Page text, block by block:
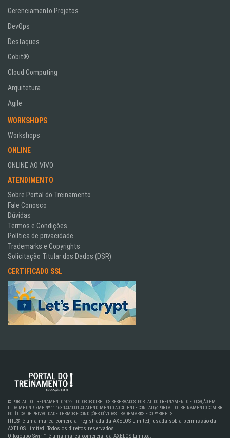
Gerenciamento Projetos
DevOps
Destaques
Cobit®
Cloud Computing
Arquitetura
Agile
WORKSHOPS
Workshops
ONLINE
ONLINE AO VIVO
ATENDIMENTO
Sobre Portal do Treinamento
Fale Conosco
Dúvidas
Termos e Condições
Política de privacidade
Trademarks e Copyrights
Solicitação Titular dos Dados (DSR)
CERTIFICADO SSL
© PORTAL DO TREINAMENTO 2022 - TODOS OS DIREITOS RESERVADOS. PORTAL DO TREINAMENTO EDUCAÇÃO EM TI
LTDA ME CNPJ/MF Nº 11.163.141/0001-41 ATENDIMENTO AO CLIENTE CONTATO@PORTALDOTREINAMENTO.COM.BR
POLÍTICA DE PRIVACIDADE TERMOS E CONDIÇÕES DÚVIDAS TRADEMARKS E COPYRIGHTS
ITIL® é uma marca comercial registrada da AXELOS Limited, usada sob a permissão da
AXELOS Limited. Todos os direitos reservados.
O logotipo Swirl™ é uma marca comercial da AXELOS Limited.